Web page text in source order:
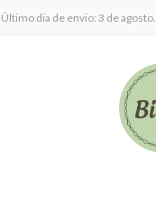
dia de envio: 3 de agosto.